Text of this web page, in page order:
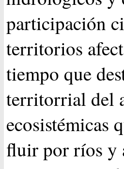
participación
territorios
tiempo que
territorrial del
ecosistémicas
fluir por ríos y